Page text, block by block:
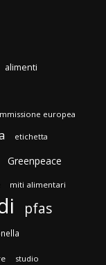
alimenti
europea
etichetta
Greenpeace
miti alimentari
pfas
studio